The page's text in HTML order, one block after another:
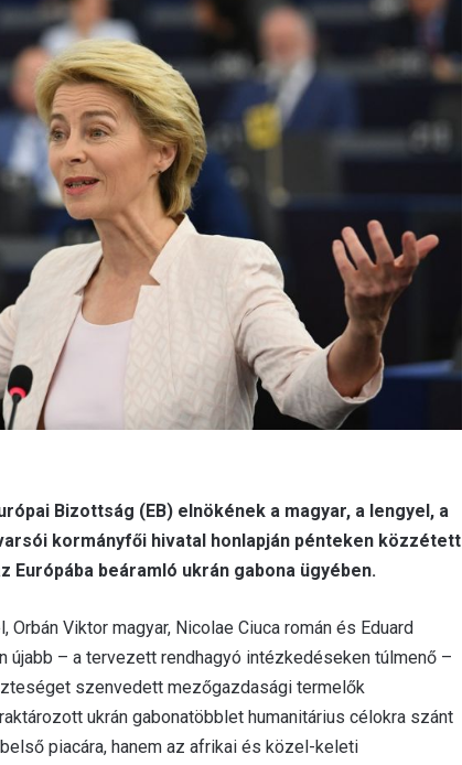
Bizottság (EB) elnökének a magyar, a lengyel, a
kormányfői hivatal honlapján pénteken közzétett
beáramló ukrán gabona ügyében.
Viktor magyar, Nicolae Ciuca román és Eduard
– a tervezett rendhagyó intézkedéseken túlmenő –
szenvedett mezőgazdasági termelők
ukrán gabonatöbblet humanitárius célokra szánt
piacára, hanem az afrikai és közel-keleti